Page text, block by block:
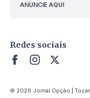
ANUNCIE AQUI
Redes sociais
© 2026 Jornal Opção |